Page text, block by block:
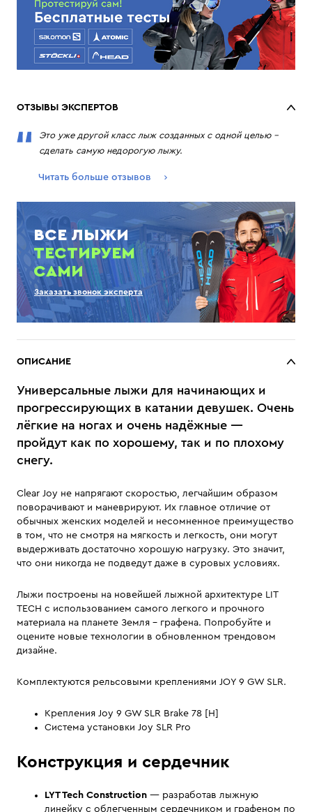
ОТЗЫВЫ ЭКСПЕРТОВ
Это уже другой класс лыж созданных с одной целью –
сделать самую недорогую лыжу.
Читать больше отзывов
ВСЕ ЛЫЖИ
ТЕСТИРУЕМ
САМИ
Заказать звонок эксперта
ОПИСАНИЕ
Универсальные лыжи для начинающих и
прогрессирующих в катании девушек. Очень
лёгкие на ногах и очень надёжные —
пройдут как по хорошему, так и по плохому
снегу.
Clear Joy не напрягают скоростью, легчайшим образом
поворачивают и маневрируют. Их главное отличие от
обычных женских моделей и несомненное преимущество
в том, что не смотря на мягкость и легкость, они могут
выдерживать достаточно хорошую нагрузку. Это значит,
что они никогда не подведут даже в суровых условиях.
Лыжи построены на новейшей лыжной архитектуре LIT
TECH с использованием самого легкого и прочного
материала на планете Земля - графена. Попробуйте и
оцените новые технологии в обновленном трендовом
дизайне.
Комплектуются рельсовыми креплениями JOY 9 GW SLR.
Крепления Joy 9 GW SLR Brake 78 [H]
Система установки Joy SLR Pro
Конструкция и сердечник
LYT Tech Construction — разработав лыжную
линейку с облегченным сердечником и графеном по